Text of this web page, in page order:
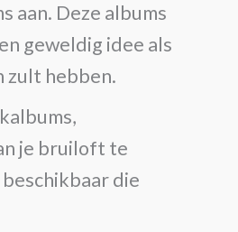
aan. Deze albums
geweldig idee als
zult hebben.
je bruiloft te
die